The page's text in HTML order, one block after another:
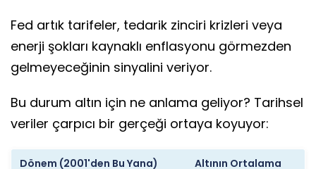
Fed artık tarifeler, tedarik zinciri krizleri veya
enerji şokları kaynaklı enflasyonu görmezden
gelmeyeceğinin sinyalini veriyor.
Bu durum altın için ne anlama geliyor? Tarihsel
veriler çarpıcı bir gerçeği ortaya koyuyor:
Dönem (2001'den Bu Yana)
Altının Ortalama